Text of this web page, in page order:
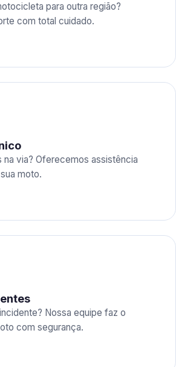
para outra região?
com total cuidado.
na via? Oferecemos assistência
moto.
Nossa equipe faz o
com segurança.